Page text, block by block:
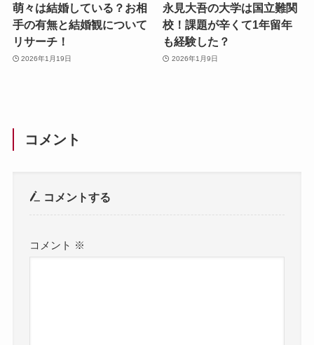
萌々は結婚している？お相
手の有無と結婚観について
リサーチ！
2026年1月19日
永見大吾の大学は国立難関
校！課題が辛くて1年留年
も経験した？
2026年1月9日
コメント
コメントする
コメント ※